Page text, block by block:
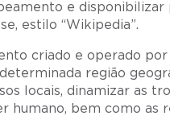
e disponibilizar
estilo “Wikipedia”.
criado e operado por
região
locais, dinamizar as
humano, bem como as